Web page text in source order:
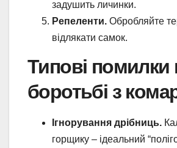
задушить личинки.
Репеленти. Обробляйте
відлякати самок.
Типові помилки
боротьбі з
Ігнорування дрібниць.
горщику – ідеальний